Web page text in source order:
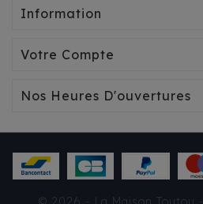
Information
Votre Compte
Nos Heures D'ouvertures